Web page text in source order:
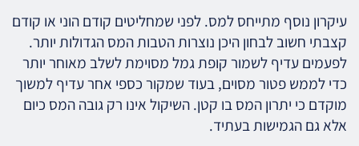
עיקרון נוסף מתייחס למס. לפני שמחליטים קודם הוני או קודם
קצבתי חשוב לבחון היכן נוצרות הטבות המס הגדולות יותר.
לפעמים עדיף לשמור קופת גמל מסוימת לשלב מאוחר יותר
כדי לממש פטור מסוים, בעוד שמקור כספי אחר עדיף למשוך
מוקדם כי יתרון המס בו קטן. השיקול אינו רק גובה המס כיום
אלא גם הגמישות בעתיד.